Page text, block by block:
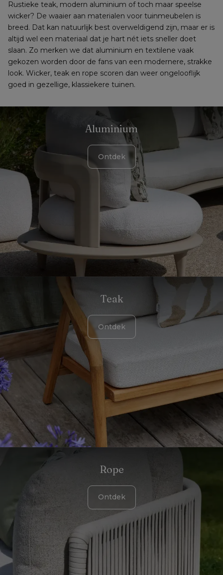
Rustieke teak, modern aluminium of toch maar speelse
wicker? De waaier aan materialen voor tuinmeubelen is
breed. Dat kan natuurlijk best overweldigend zijn, maar er is
altijd wel een materiaal dat je hart nét iets sneller doet
slaan. Zo merken we dat aluminium en textilene vaak
gekozen worden door de fans van een modernere, strakke
look. Wicker, teak en rope scoren dan weer ongelooflijk
goed in gezellige, klassiekere tuinen.
Aluminium
Ontdek
Teak
Ontdek
Rope
Ontdek